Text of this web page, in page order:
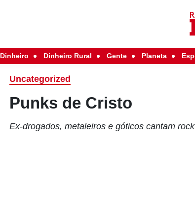
Dinheiro Dinheiro Rural Gente Planeta
Uncategorized
Punks de Cristo
Ex-drogados, metaleiros e góticos cantam